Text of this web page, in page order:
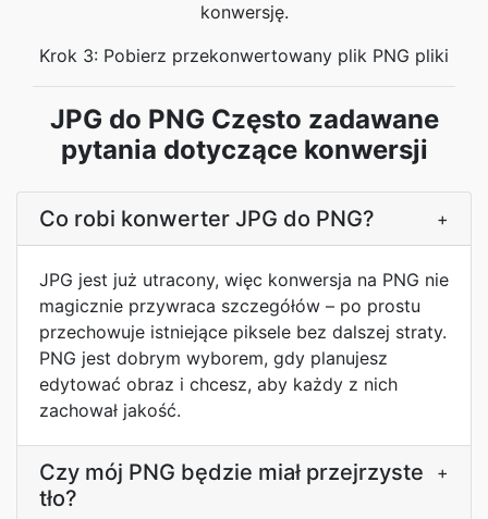
konwersję.
Krok 3: Pobierz przekonwertowany plik PNG pliki
JPG do PNG Często zadawane
pytania dotyczące konwersji
Co robi konwerter JPG do PNG? +
JPG jest już utracony, więc konwersja na PNG nie
magicznie przywraca szczegółów – po prostu
przechowuje istniejące piksele bez dalszej straty.
PNG jest dobrym wyborem, gdy planujesz
edytować obraz i chcesz, aby każdy z nich
zachował jakość.
Czy mój PNG będzie miał przejrzyste
tło?
+